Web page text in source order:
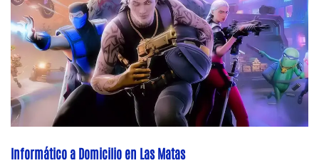
Informático a Domicilio en Las Matas